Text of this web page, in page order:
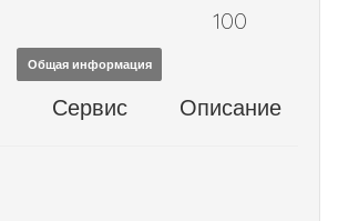
100
Общая информация
Сервис Описание